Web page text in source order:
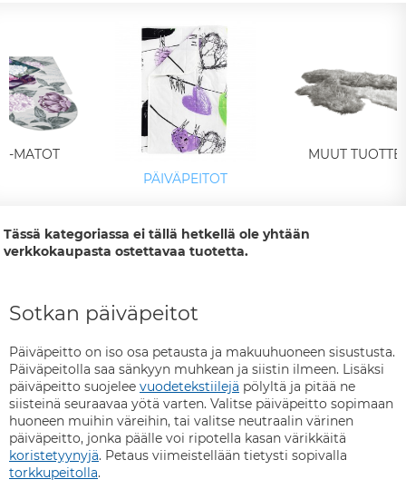
MATOT
PÄIVÄPEITOT
MUUT
Tässä kategoriassa ei tällä hetkellä ole yhtään
verkkokaupasta ostettavaa tuotetta.
Sotkan päiväpeitot
Päiväpeitto on iso osa petausta ja makuuhuoneen sisustusta.
Päiväpeitolla saa sänkyyn muhkean ja siistin ilmeen. Lisäksi
päiväpeitto suojelee vuodetekstiilejä pölyltä ja pitää ne
siisteinä seuraavaa yötä varten. Valitse päiväpeitto sopimaan
huoneen muihin väreihin, tai valitse neutraalin värinen
päiväpeitto, jonka päälle voi ripotella kasan värikkäitä
koristetyynyjä. Petaus viimeistellään tietysti sopivalla
torkkupeitolla.